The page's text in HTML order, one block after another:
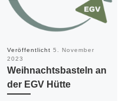
Veröffentlicht 5. November
2023
Weihnachtsbasteln an
der EGV Hütte